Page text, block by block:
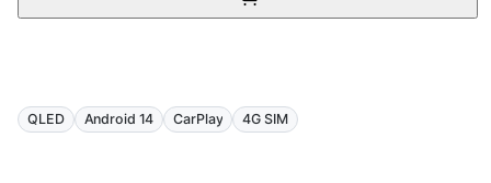
QLED Android 14 CarPlay 4G SIM